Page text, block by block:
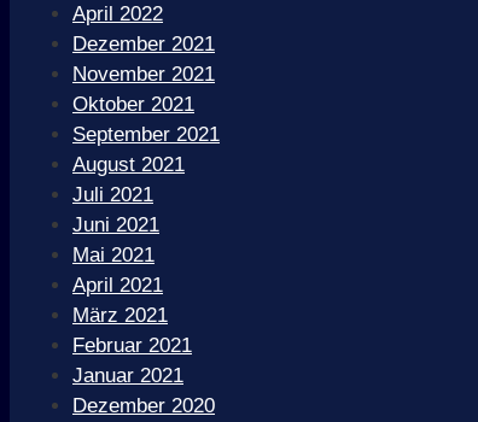
April 2022
Dezember 2021
November 2021
Oktober 2021
September 2021
August 2021
Juli 2021
Juni 2021
Mai 2021
April 2021
März 2021
Februar 2021
Januar 2021
Dezember 2020